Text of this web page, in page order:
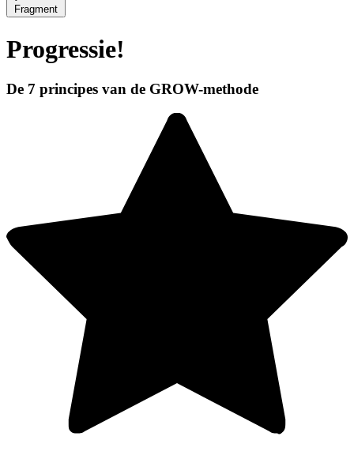
Fragment
Progressie!
De 7 principes van de GROW-methode